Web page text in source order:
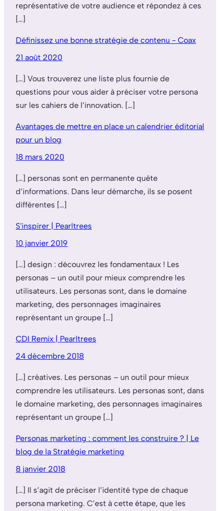
représentative de votre audience et répondez à ces
[…]
Définissez une bonne stratégie de contenu - Coax
21 août 2020
[…] Vous trouverez une liste plus fournie de
questions pour vous aider à préciser votre persona
sur les cahiers de l’innovation. […]
Avantages de mettre en place un calendrier éditorial
pour un blog
18 mars 2020
[…] personas sont en permanente quête
d’informations. Dans leur démarche, ils se posent
différentes […]
S'inspirer | Pearltrees
10 janvier 2019
[…] design : découvrez les fondamentaux ! Les
personas – un outil pour mieux comprendre les
utilisateurs. Les personas sont, dans le domaine
marketing, des personnages imaginaires
représentant un groupe […]
CDI Remix | Pearltrees
24 décembre 2018
[…] créatives. Les personas – un outil pour mieux
comprendre les utilisateurs. Les personas sont, dans
le domaine marketing, des personnages imaginaires
représentant un groupe […]
Personas marketing : comment les construire ? | Le
blog de la Stratégie marketing
8 janvier 2018
[…] Il s’agit de préciser l’identité type de chaque
persona marketing. C’est à cette étape, que les